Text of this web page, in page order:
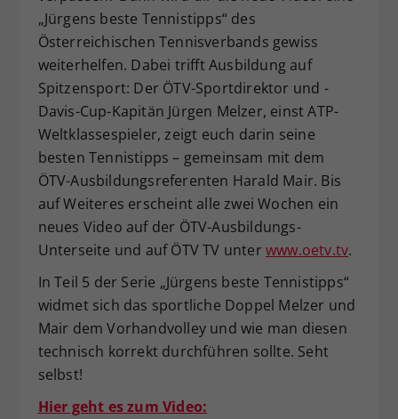
„Jürgens beste Tennistipps“ des
Österreichischen Tennisverbands gewiss
weiterhelfen. Dabei trifft Ausbildung auf
Spitzensport: Der ÖTV-Sportdirektor und -
Davis-Cup-Kapitän Jürgen Melzer, einst ATP-
Weltklassespieler, zeigt euch darin seine
besten Tennistipps – gemeinsam mit dem
ÖTV-Ausbildungsreferenten Harald Mair. Bis
auf Weiteres erscheint alle zwei Wochen ein
neues Video auf der ÖTV-Ausbildungs-
Unterseite und auf ÖTV TV unter www.oetv.tv.
In Teil 5 der Serie „Jürgens beste Tennistipps“
widmet sich das sportliche Doppel Melzer und
Mair dem Vorhandvolley und wie man diesen
technisch korrekt durchführen sollte. Seht
selbst!
Hier geht es zum Video:
Zweck
Dieser Wert speichert Ihre Consent-
Einstellungen. Unter anderem eine
zufällig generierte ID, für die
historische Speicherung Ihrer
vorgenommen Einstellungen, falls der
Webseiten-Betreiber dies eingestellt
hat.